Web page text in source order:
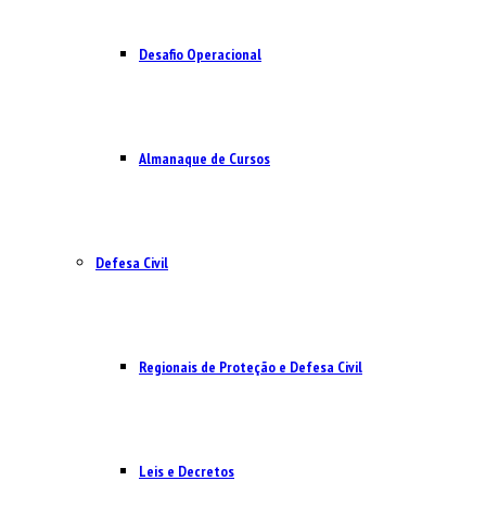
Desafio Operacional
Almanaque de Cursos
Defesa Civil
Regionais de Proteção e Defesa Civil
Leis e Decretos